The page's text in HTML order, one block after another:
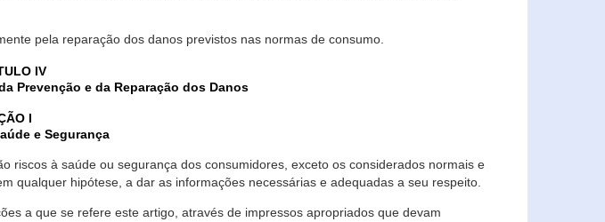
pela reparação dos danos previstos nas normas de consumo.
IV
Prevenção e da Reparação dos Danos
I
e Segurança
riscos à saúde ou segurança dos consumidores, exceto os considerados normais e
qualquer hipótese, a dar as informações necessárias e adequadas a seu respeito.
a que se refere este artigo, através de impressos apropriados que devam